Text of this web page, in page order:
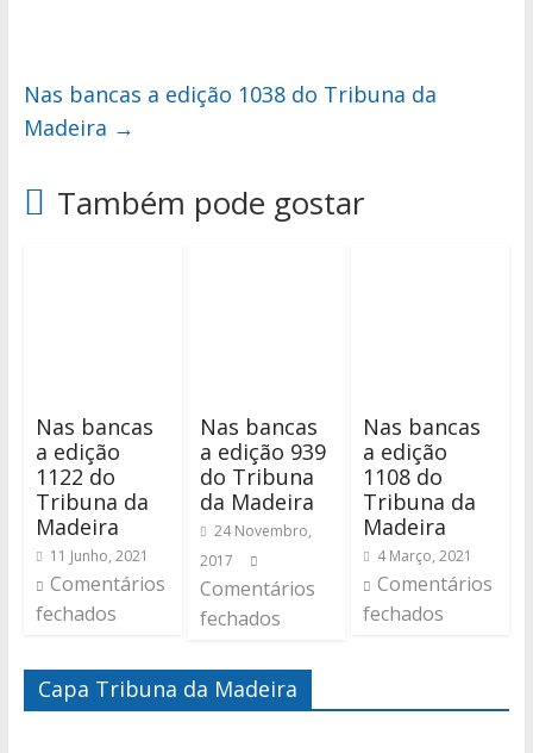
Nas bancas a edição 1038 do Tribuna da
Madeira →
Também pode gostar
Nas bancas
a edição
1122 do
Tribuna da
Madeira
11 Junho, 2021
Comentários
fechados
Nas bancas
a edição 939
do Tribuna
da Madeira
24 Novembro,
2017
Comentários
fechados
Nas bancas
a edição
1108 do
Tribuna da
Madeira
4 Março, 2021
Comentários
fechados
Capa Tribuna da Madeira